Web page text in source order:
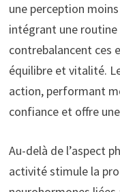
une perception
intégrant une routine
contrebalancent ces
équilibre et vitalité.
action, performant
confiance et offre
Au-delà de l’aspect
activité stimule la